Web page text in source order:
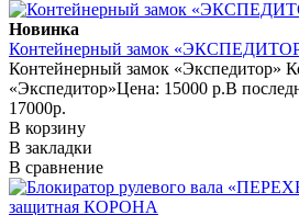
Новинка
Контейнерный замок
Контейнерный замок «Экспедитор»
«Экспедитор»Цена: 15000 р.В
17000р.
В корзину
В закладки
В сравнение